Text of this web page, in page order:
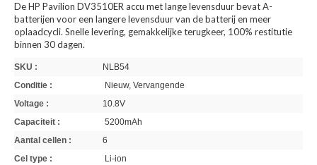
De HP Pavilion DV3510ER accu met lange levensduur bevat A-
batterijen voor een langere levensduur van de batterij en meer
oplaadcycli. Snelle levering, gemakkelijke terugkeer, 100% restitutie
binnen 30 dagen.
SKU :
NLB54
Conditie :
Nieuw, Vervangende
Voltage :
10.8V
Capaciteit :
5200mAh
Aantal cellen :
6
Cel type :
Li-ion